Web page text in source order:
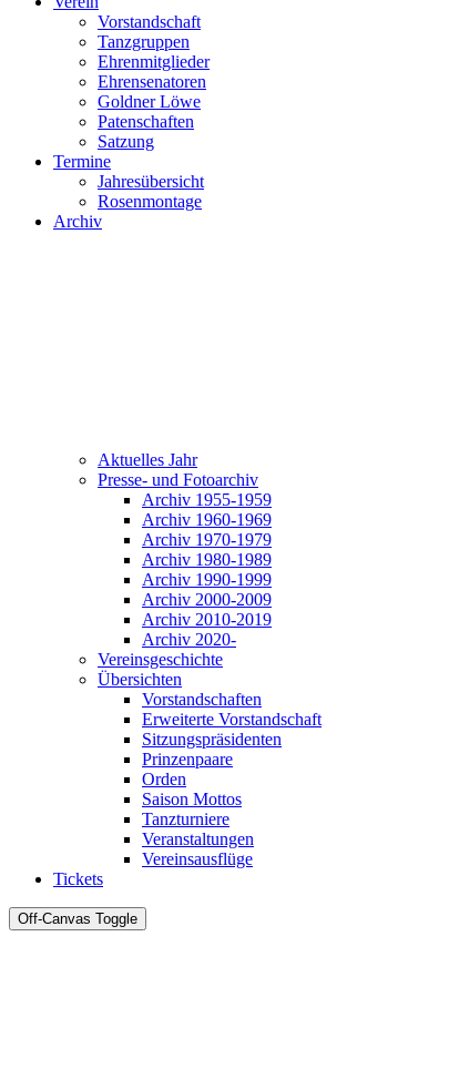
Vorstandschaft
Tanzgruppen
Ehrenmitglieder
Ehrensenatoren
Goldner Löwe
Patenschaften
Satzung
Termine
Jahresübersicht
Rosenmontage
Archiv
Aktuelles Jahr
Presse- und Fotoarchiv
Archiv 1955-1959
Archiv 1960-1969
Archiv 1970-1979
Archiv 1980-1989
Archiv 1990-1999
Archiv 2000-2009
Archiv 2010-2019
Archiv 2020-
Vereinsgeschichte
Übersichten
Vorstandschaften
Erweiterte Vorstandschaft
Sitzungspräsidenten
Prinzenpaare
Orden
Saison Mottos
Tanzturniere
Veranstaltungen
Vereinsausflüge
Tickets
Off-Canvas Toggle